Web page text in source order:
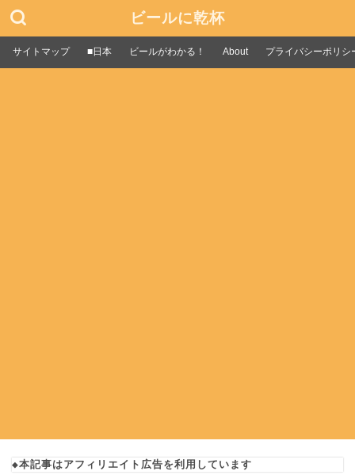
ビールに乾杯
サイトマップ ■日本 ビールがわかる！ About プライバシーポリシ
◆本記事はアフィリエイト広告を利用しています